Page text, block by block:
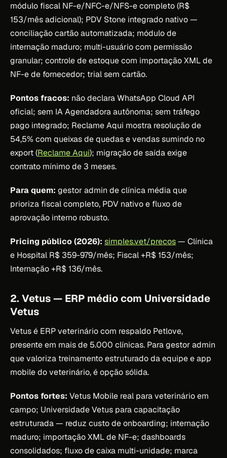
módulo fiscal NF-e/NFC-e/NFS-e completo (R$
153/mês adicional); PDV Stone integrado nativo —
conciliação cartão automatizada; módulo de
internação maduro; multi-usuário com permissão
granular; controle de estoque com importação XML de
NF-e de fornecedor; trial sem cartão.
Pontos fracos: não declara WhatsApp Cloud API
oficial; sem IA Agendadora autônoma; sem tráfego
pago integrado; Reclame Aqui mostra resolução de
54,5% com queixas de quedas e vendas sumindo no
export (Reclame Aqui); migração de saída exige
contrato mínimo de 3 meses.
Para quem: gestor admin de clínica média que
prioriza fiscal completo, PDV nativo e fluxo de
aprovação interno robusto.
Pricing público (2026): simples.vet/precos— Clínica
e Hospital R$ 359-979/mês; Fiscal +R$ 153/mês;
Internação +R$ 136/mês.
2. Vetus — ERP médio com Universidade
Vetus
Vetus é ERP veterinário com respaldo Petlove,
presente em mais de 5.000 clínicas. Para gestor admin
que valoriza treinamento estruturado da equipe e app
mobile do veterinário, é opção sólida.
Pontos fortes: Vetus Mobile real para veterinário em
campo; Universidade Vetus para capacitação
estruturada — reduz custo de onboarding; internação
maduro; importação XML de NF-e; dashboards
consolidados; fluxo de caixa multi-unidade; marca